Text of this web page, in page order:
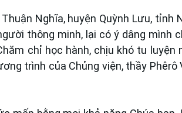
Nghĩa, huyện Quỳnh Lưu, tỉnh
thông minh, lại có ý dâng mình
chỉ học hành, chịu khó tu luyện
trình của Chủng viện, thầy Phêrô